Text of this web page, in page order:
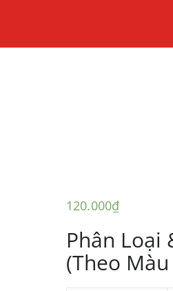
120.000₫
Phân Loại
(Theo Màu